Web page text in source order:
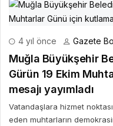
4 yıl önce Gazete
Muğla Büyükşehir
Gürün 19 Ekim
mesajı yayımladı
Vatandaşlara hizmet
eden muhtarların